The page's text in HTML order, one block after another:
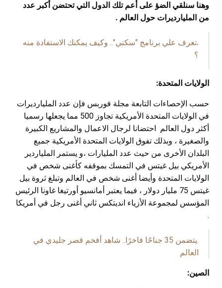
وهنا سنلقي الضؤ على أعم تلك الدول التي تحتضن أكبر عدد
من المليارديرات حول العالم .
.تعرف علي برنامج "سكني".. وكيف يمكنك الاستفادة منه
؟
الولايات المتحدة:
حسب الإحصاءات التابعة مجلة فوربس فإن عدد المليارديرات
في الولايات المتحدة الأمريكية تجاوز 500 مما يجعلها رسميا
أكثر دول العالم احتضانا لرجال الاعمال والمشاريع الكبيرة
والصغيرة ، وبذلك تفوق الولايات المتحدة الأمريكية جميع
البلدان الأخرى من حيث عدد المليارات ،و يستمر الملياردير
الأمريكي بيل غيتس في التمسك بموقفه كأغنى شخص في
الولايات المتحدة وأيضا أغنى شخص في العالم وتبلغ ثروة بيل
غيتس 75 مليار دولار ، فيما يعتبر أمانسيو أورتيغا غاونا الرئيس
المؤسس لمجموعة الأزياء انديتكس ثاني أغنى رجل في أمريكا
.
.
يتضمن 35 جناحًا فاخرًا.. شاهد أفخم قصر جليدي في
العالم
الصين: